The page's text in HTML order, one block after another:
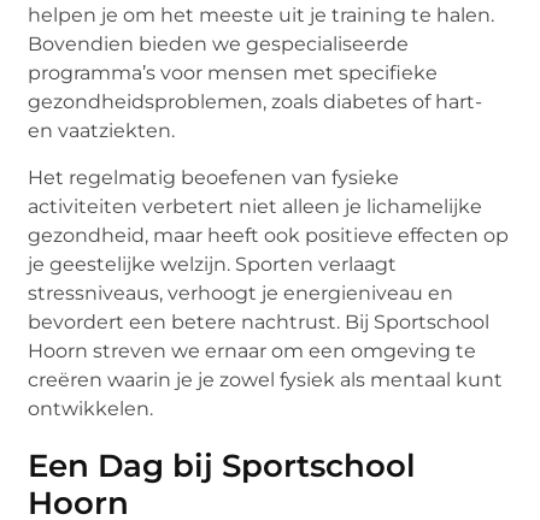
helpen je om het meeste uit je training te halen.
Bovendien bieden we gespecialiseerde
programma’s voor mensen met specifieke
gezondheidsproblemen, zoals diabetes of hart-
en vaatziekten.
Het regelmatig beoefenen van fysieke
activiteiten verbetert niet alleen je lichamelijke
gezondheid, maar heeft ook positieve effecten op
je geestelijke welzijn. Sporten verlaagt
stressniveaus, verhoogt je energieniveau en
bevordert een betere nachtrust. Bij Sportschool
Hoorn streven we ernaar om een omgeving te
creëren waarin je je zowel fysiek als mentaal kunt
ontwikkelen.
Een Dag bij Sportschool
Hoorn